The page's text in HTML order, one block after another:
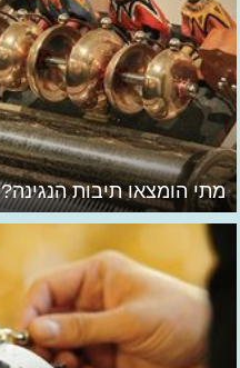
מתי הומצאו תיבות הנגינה?